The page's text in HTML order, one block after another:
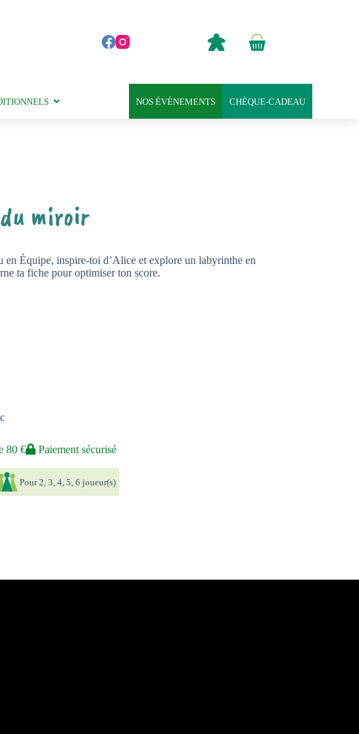
Panier
0,00
CHÈQUE-CADEAU
NOS ÉVÉNEMENTS
miroir
Équipe, inspire-toi d’Alice et explore un labyrinthe en
ta fiche pour optimiser ton score.
80 € Paiement sécurisé
Pour 2, 3, 4, 5, 6 joueur(s)